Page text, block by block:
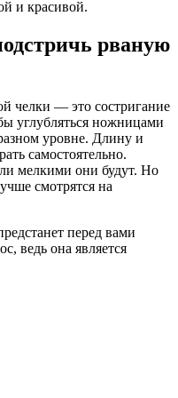
и красивой.
рваную
челки — это состригание
углубляться ножницами
уровне. Длину и
самостоятельно.
мелкими они будут. Но
смотрятся на
перед вами
ведь она является